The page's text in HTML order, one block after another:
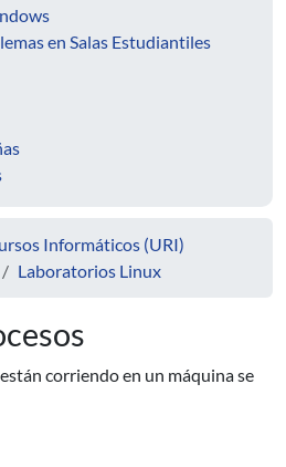
en Salas Estudiantiles
Informáticos (URI)
Laboratorios Linux
corriendo en un máquina se